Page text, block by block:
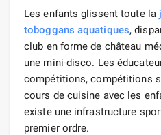
Les enfants glissent toute la
toboggans aquatiques,
club en forme de château
une mini-disco. Les
compétitions, compétitions
cours de cuisine avec les
existe une infrastructure
premier ordre.